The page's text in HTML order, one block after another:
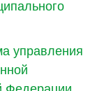
управления